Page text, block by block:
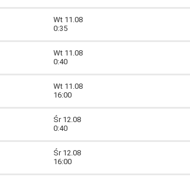
Wt 11.08
0:35
Wt 11.08
0:40
Wt 11.08
16:00
Śr 12.08
0:40
Śr 12.08
16:00